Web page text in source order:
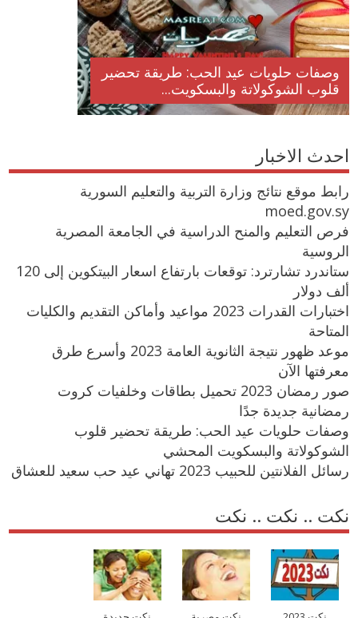
وصفات حلويات عيد الحب: طريقة تحضير
قلوب الشوكولاتة والبسكويت...
احدث الاخبار
رابط موقع نتائج وزارة التربية والتعليم السورية
moed.gov.sy
فرص التعليم والمنح الدراسية في الجامعة المصرية
الروسية
ستاندرد تشارترد: توقعات بارتفاع اسعار البيتكوين إلى 120
ألف دولار
اختبارات القدرات 2023 مواعيد وأماكن التقديم والكليات
المتاحة
موعد ظهور نتيجة الثانوية العامة 2023 وأسرع طرق
معرفتها الآن
صور رمضان 2023 تحميل بطاقات وخلفيات كروت
رمضانية جديدة جدًا
وصفات حلويات عيد الحب: طريقة تحضير قلوب
الشوكولاتة والبسكويت المحشي
رسائل الفلانتين للحبيب 2023 تهاني عيد حب سعيد للعشاق
نكت .. نكت .. نكت